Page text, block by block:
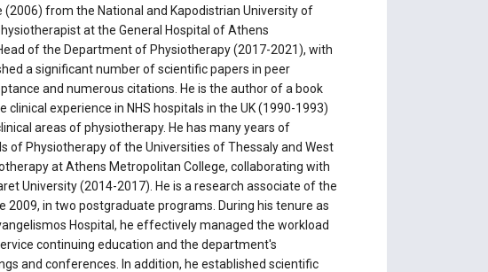
(2006) from the National and Kapodistrian University of
at the General Hospital of Athens
of the Department of Physiotherapy (2017-2021), with
a significant number of scientific papers in peer
and numerous citations. He is the author of a book
experience in NHS hospitals in the UK (1990-1993)
areas of physiotherapy. He has many years of
of Physiotherapy of the Universities of Thessaly and West
at Athens Metropolitan College, collaborating with
University (2014-2017). He is a research associate of the
2009, in two postgraduate programs. During his tenure as
Hospital, he effectively managed the workload
continuing education and the department's
and conferences. In addition, he established scientific